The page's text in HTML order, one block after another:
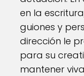
en la
guiones y
dirección le
para su
mantener